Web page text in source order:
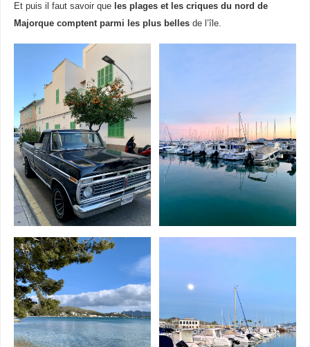
Et puis il faut savoir que les plages et les criques du nord de
Majorque comptent parmi les plus bellesde l’île.